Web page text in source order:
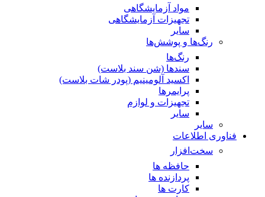
مواد آزمایشگاهی
تجهیزات آزمایشگاهی
سایر
رنگ‌ها و پوشش‌‌ها
رنگ‌ها
سندها (شن سند بلاست)
اکسید آلومینیم (پودر شات بلاست)
پرایمر‌ها
تجهیزات و لوازم
سایر
سایر
فناوری اطلاعات
سخت‌افزار
حافظه ها
پردازنده ها
کارت ها